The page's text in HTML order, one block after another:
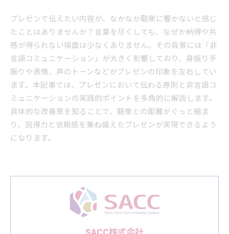
プレゼンで伝えたい内容が、なかなか聴衆に響かないと感じ
たことはありませんか？言葉を尽くしても、なぜか納得や共
感が得られない場面は少なくありません。その背景には「非
言語コミュニケーション」が大きく影響しており、身振り手
振りや表情、声のトーンなどがプレゼンの印象を左右してい
ます。本記事では、プレゼンにおいて伝わる原則と非言語コ
ミュニケーションの実践的ポイントを多角的に解説します。
具体的な改善策を知ることで、聴衆との距離がぐっと縮ま
り、説得力と信頼感を兼ね備えたプレゼンが実現できるよう
になります。